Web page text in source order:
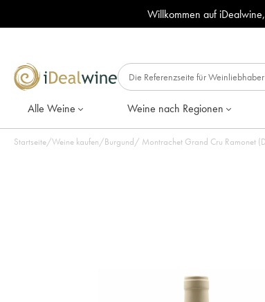
Willkommen auf iDealwine,
Alle Weine Weine nach Regionen
Startseite/Weine kaufen/Burgund/